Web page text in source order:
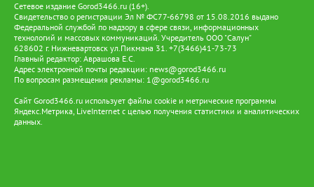
Сетевое издание Gorod3466.ru (16+).
Свидетельство о регистрации Эл № ФС77-66798 от 15.08.2016 выдано
Федеральной службой по надзору в сфере связи, информационных
технологий и массовых коммуникаций. Учредитель ООО "Салун"
628602 г. Нижневартовск ул.Пикмана 31. +7(3466)41-73-73
Главный редактор: Аврашова Е.С.
Адрес электронной почты редакции: news@gorod3466.ru
По вопросам размещения рекламы: 1@gorod3466.ru
Сайт Gorod3466.ru использует файлы cookie и метрические программы
Яндекс.Метрика, LiveInternet с целью получения статистики и аналитических
данных.